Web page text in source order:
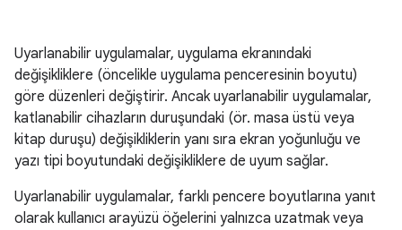
Uyarlanabilir uygulamalar, uygulama ekranındaki
değişikliklere (öncelikle uygulama penceresinin boyutu)
göre düzenleri değiştirir. Ancak uyarlanabilir uygulamalar,
katlanabilir cihazların duruşundaki (ör. masa üstü veya
kitap duruşu) değişikliklerin yanı sıra ekran yoğunluğu ve
yazı tipi boyutundaki değişikliklere de uyum sağlar.
Uyarlanabilir uygulamalar, farklı pencere boyutlarına yanıt
olarak kullanıcı arayüzü öğelerini yalnızca uzatmak veya